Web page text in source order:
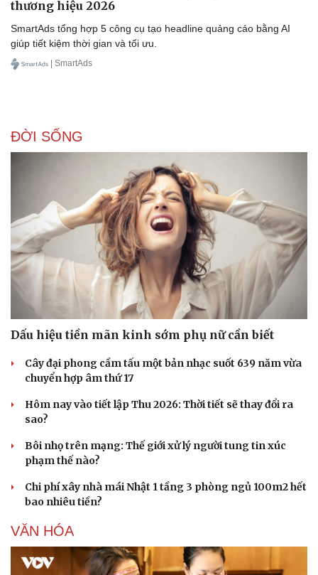
Giá cà phê
thương hiệu 2026
SmartAds tổng hợp 5 công cụ tạo headline quảng cáo bằng AI
giúp tiết kiệm thời gian và tối ưu.
| SmartAds
ĐỜI SỐNG
Dấu hiệu tiền mãn kinh sớm phụ nữ cần biết
Cây đại phong cầm tấu một bản nhạc suốt 639 năm vừa
chuyển hợp âm thứ 17
Hôm nay vào tiết lập Thu 2026: Thời tiết sẽ thay đổi ra
sao?
Bôi nhọ trên mạng: Thế giới xử lý người tung tin xúc
phạm thế nào?
Chi phí xây nhà mái Nhật 1 tầng 3 phòng ngủ 100m2 hết
bao nhiêu tiền?
VĂN HÓA